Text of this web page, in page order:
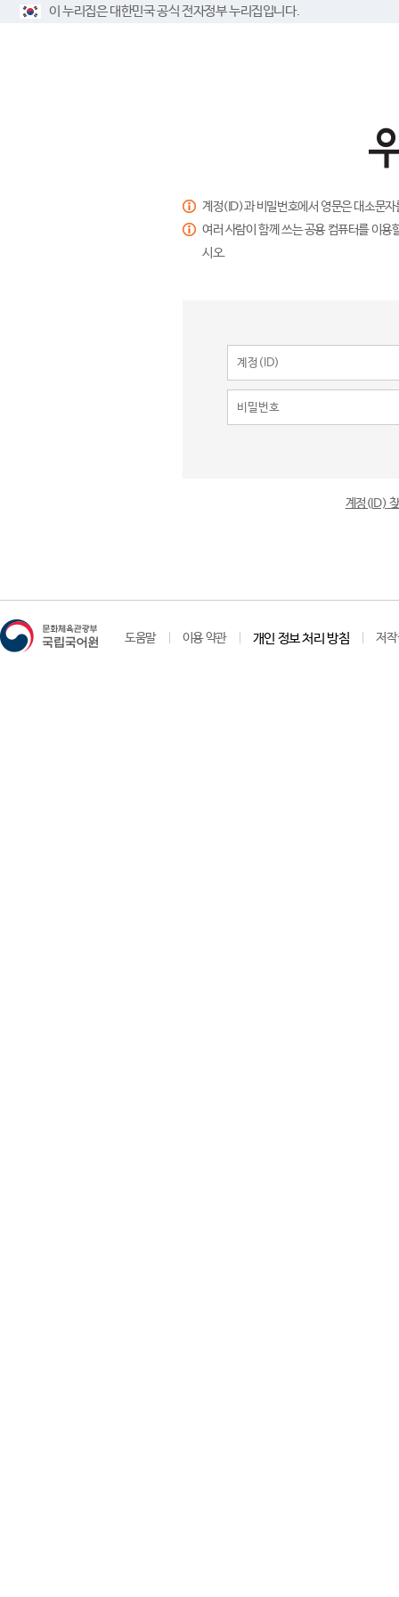
이 누리집은 대한민국 공식 전자정부 누리집입니다.
계정(ID)과 비밀번호에서 영문은 대소문
여러 사람이 함께 쓰는 공용 컴퓨터를 이
시오.
계정(ID)
도움말 이용 약관 개인 정보 처리 방침 저